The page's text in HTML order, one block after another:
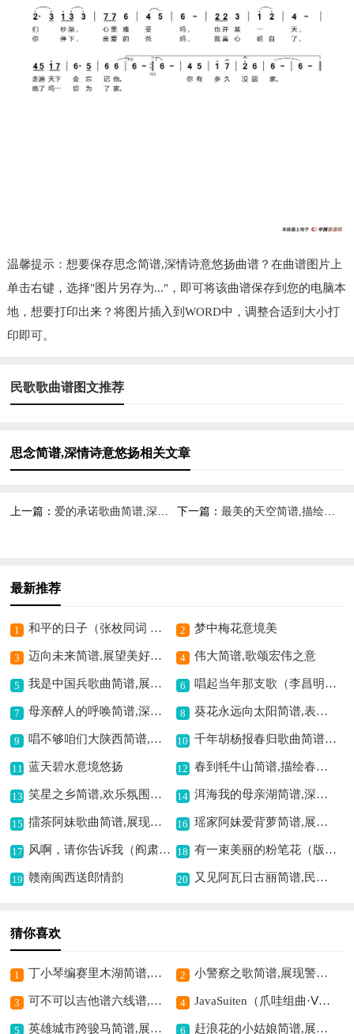
温馨提示：想要保存思念简谱,深情诗意悠扬曲谱？在曲谱图片上
单击右键，选择"图片另存为..."，即可将该曲谱保存到您的电脑本
地，想要打印出来？将图片插入到WORD中，调整合适到大小打
印即可。
民歌歌曲谱图文推荐
思念简谱,深情诗意悠扬相关文章
上一篇：爱的承诺歌曲简谱,深情诠释爱之约 下一篇： 最美的天空简谱,描绘天空之美
最新推荐
1 和平的日子（张枚同词 张文秀曲）歌曲简谱,展现和平美好意境 2 梦中梅花意境美
3 迈向未来简谱,展望美好明天 4 伟大简谱,歌颂宏伟之意
5 我是中国兵歌曲简谱,展现军人风采 6 唱起当年那支歌（李昌明词 胡俊成曲）歌曲简谱,唤起往昔美好回忆
7 母亲醉人的呼唤简谱,深情母爱之赞歌 8 葵花永远向太阳简谱,表达忠诚与热爱
9 唱不够咱们大陕西简谱,尽显陕西风情 10 千年胡杨报春归歌曲简谱,展现胡杨迎春之美
11 蓝天碧水意境悠扬 12 春到牦牛山简谱,描绘春日盛景
13 笑星之乡简谱,欢乐氛围尽显 14 洱海我的母亲湖简谱,深情赞美母亲湖
15 擂茶阿妹歌曲简谱,展现茶乡风情 16 瑶家阿妹爱背萝简谱,展现瑶乡风情
17 风啊，请你告诉我（阎肃词 程龙曲）歌曲简谱,探寻情感之真谛 18 有一束美丽的粉笔花（版本一、3/4拍版）歌曲简谱,展现粉笔花之美
19 赣南闽西送郎情韵 20 又见阿瓦日古丽简谱,民族风情浓郁
猜你喜欢
1 丁小琴编赛里木湖简谱,展现湖浪意境 2 小警察之歌简谱,展现警察风采
3 可不可以吉他谱六线谱,甜蜜爱恋的音符 4 JavaSuiten（爪哇组曲·Ⅴ）钢琴谱,展现独特音乐魅力
5 英雄城市跨骏马简谱,展现豪迈气概 6 赶浪花的小姑娘简谱,展现青春活力风采